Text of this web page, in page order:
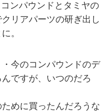
ンパウンドとタミヤの
リアパーツの研ぎ出し
。
今のコンパウンドのデ
ですが、いつのだろ
めに買ったんだろうな